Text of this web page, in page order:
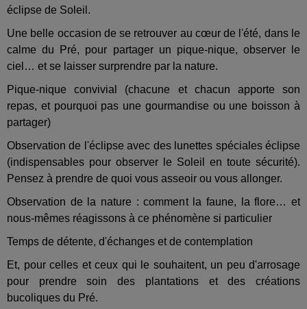
éclipse de Soleil.
Une belle occasion de se retrouver au cœur de l'été, dans le
calme du Pré, pour partager un pique-nique, observer le
ciel… et se laisser surprendre par la nature.
Pique-nique convivial (chacune et chacun apporte son
repas, et pourquoi pas une gourmandise ou une boisson à
partager)
Observation de l'éclipse avec des lunettes spéciales éclipse
(indispensables pour observer le Soleil en toute sécurité).
Pensez à prendre de quoi vous asseoir ou vous allonger.
Observation de la nature : comment la faune, la flore… et
nous-mêmes réagissons à ce phénomène si particulier
Temps de détente, d'échanges et de contemplation
Et, pour celles et ceux qui le souhaitent, un peu d'arrosage
pour prendre soin des plantations et des créations
bucoliques du Pré.